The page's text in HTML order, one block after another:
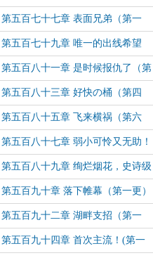
压（第一更）
第五百七十七章 表面兄弟（第一
更）
第五百七十九章 唯一的出线希望
（自闭了）
第五百八十一章 是时候报仇了（第
二更）
第五百八十三章 好快の桶（第四
更！）
第五百八十五章 飞来横祸（第六
更！）
第五百八十七章 弱小可怜又无助！
（第八更！）
第五百八十九章 绚烂烟花，史诗级
团灭！（十更求订阅！）
第五百九十章 落下帷幕（第一更）
第五百九十二章 湖畔支招（第一
更）
第五百九十四章 首次主流！(第一